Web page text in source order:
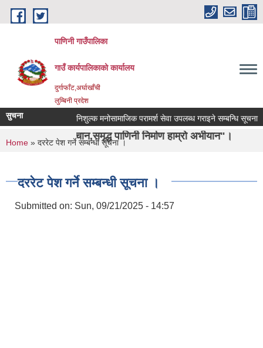
Skip to main content
पाणिनी गाउँपालिका
गाउँ कार्यपालिकाको कार्यालय
दुर्गाफाँट,अर्घाखाँची
लुम्बिनी प्रदेश
पाणिनी निर्माण हाम्रो अभीयान"।
सुचना निशुल्क मनोसामाजिक परामर्श सेवा उपलब्ध गराइने सम्बन्धि सूचना ।
You are here
Home » दररेट पेश गर्ने सम्बन्धी सूचना ।
दररेट पेश गर्ने सम्बन्धी सूचना ।
Submitted on: Sun, 09/21/2025 - 14:57